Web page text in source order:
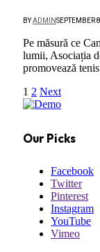
BYADMINSEPTEMBER
Pe măsură ce
lumii, Asociația
promovează
1 2 Next
Our Picks
Facebook
Twitter
Pinterest
Instagram
YouTube
Vimeo